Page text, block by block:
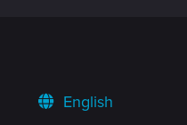
English